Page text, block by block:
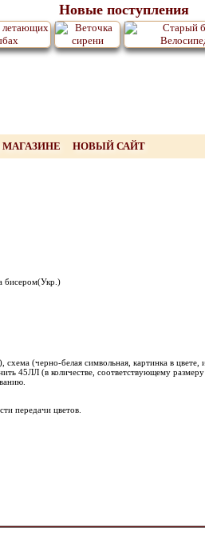
Новые поступления
НОВЫЙ САЙТ
бисером(Укр.)
(черно-белая символьная, картинка в
45ЛЛ (в количестве, соответствующему
передачи цветов.